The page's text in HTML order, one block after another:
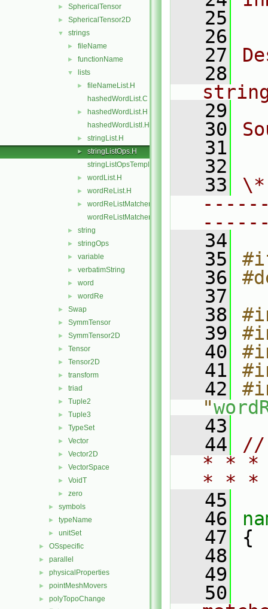
► SphericalTensor
► SphericalTensor2D
▼ strings
► fileName
► functionName
▼ lists
►
fileNameList.H
hashedWordList.C
►
hashedWordList.H
hashedWordListI.H
► stringList.H
►
stringListOps.H
stringListOpsTemplates.C
► wordList.H
► wordReList.H
►
wordReListMatcher.H
wordReListMatcherI.H
► string
► stringOps
► variable
► verbatimString
► word
► wordRe
► Swap
► SymmTensor
► SymmTensor2D
► Tensor
► Tensor2D
► transform
► triad
► Tuple2
► Tuple3
► TypeSet
► Vector
► Vector2D
► VectorSpace
► VoidT
► zero
► symbols
► typeName
► unitSet
► OSspecific
► parallel
► physicalProperties
► pointMeshMovers
► polyTopoChange
   25
   26
   27
   28
   29
   30
   31
   32
   33
   34
   35
   36
   37
   38
   39
   40
   41
   42
"
   43
   44
//
* * *
* *
   45
   46
   47
{
   48
   49
   50